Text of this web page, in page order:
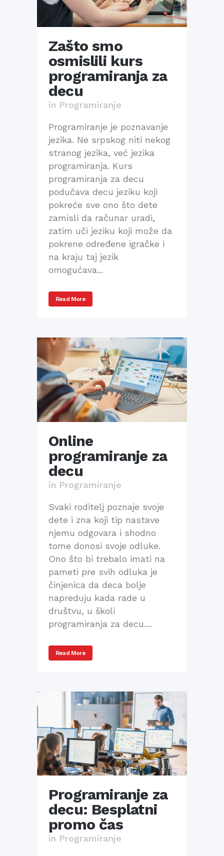
Zašto smo
osmislili kurs
programiranja za
decu
in Programiranje
Programiranje je poznavanje
jezika. Ne srpskog niti nekog
stranog jezika, već jezika
programiranja. Kurs
programiranja za decu
podučava decu jeziku koji
pokreće sve ono što dete
zamisli da računar uradi,
zatim uči jeziku koji može da
pokrene određene igračke i
na kraju taj jezik
omogućava...
Read More
Online
programiranje za
decu
in Programiranje
Svaki roditelj poznaje svoje
dete i zna koji tip nastave
njemu odgovara i shodno
tome donosi svoje odluke.
Ono što bi trebalo imati na
pameti pre svih odluka je
činjenica da deca bolje
napreduju kada rade u
društvu, u školi
programiranja za decu....
Read More
Programiranje za
decu: Besplatni
promo čas
in Programiranje